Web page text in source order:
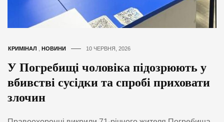
КРИМІНАЛ НОВИНИ 10 ЧЕРВНЯ, 2026
У Погребищі чоловіка підозрюють у
вбивстві сусідки та спробі приховати
злочин